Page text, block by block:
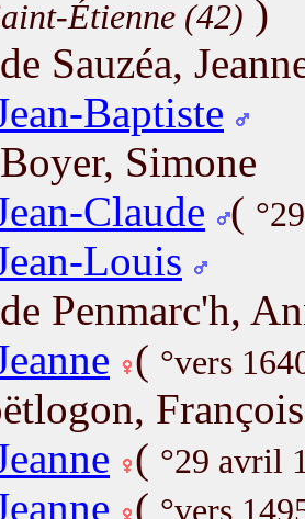
Étienne (42) )
Sauzéa,
Baptiste
Simone
Claude (
Louis
Penmarc'h,
( °vers
François
( °29 avril
( °vers